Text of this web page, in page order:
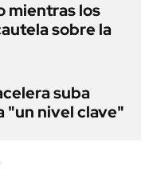
mientras los
sobre la
suba
"un nivel clave"